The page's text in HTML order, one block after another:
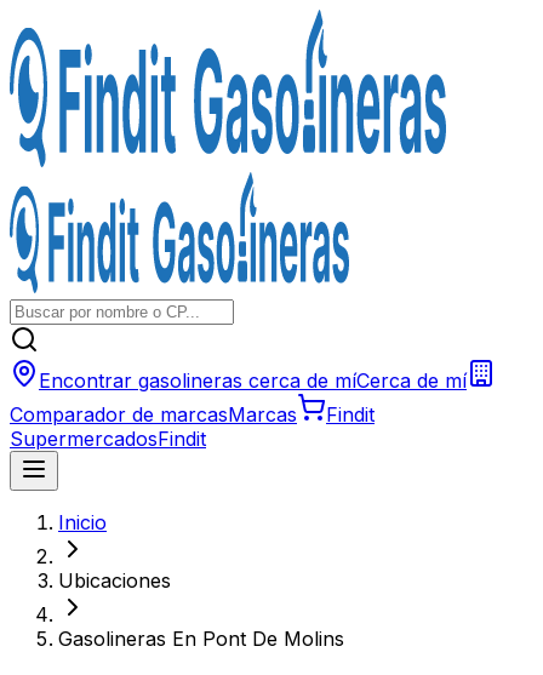
Encontrar gasolineras cerca de míCerca de mí
Comparador de marcasMarcas
Findit
SupermercadosFindit
Inicio
Ubicaciones
Gasolineras En Pont De Molins